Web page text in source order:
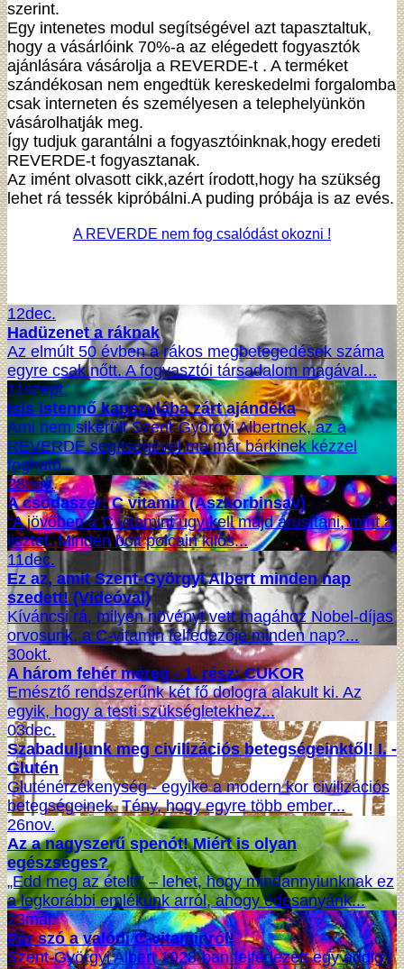
szerint.
Egy intenetes modul segítségével azt tapasztaltuk,
hogy a vásárlóink 70%-a az elégedett fogyasztók
ajánlására vásárolja a REVERDE-t . A terméket
szándékosan nem engedtük kereskedelmi forgalomba
csak interneten és személyesen a telephelyünkön
vásárolhatják meg.
Így tudjuk garantálni a fogyasztóinknak,hogy eredeti
REVERDE-t fogyasztanak.
Az imént olvasott cikk,azért írodott,hogy ha szükség
lehet rá tessék kipróbálni.A puding próbája is az evés.
A REVERDE nem fog csalódást okozni !
12dec.
Hadüzenet a ráknak
Az elmúlt 50 évben a rákos megbetegedések száma
egyre csak nőtt. A fogyasztói társadalom magával...
11szept.
Isis istennő kapszulába zárt ajándéka
Ami nem sikerült Szent-Györgyi Albertnek, az a
REVERDE segítségével ma már bárkinek kézzel
fogható...
28nov.
A csodaszer: C vitamin (Aszkorbinsav)
“A jövőben a C vitamint úgy kell majd árusítani, mint a
lisztet. Minden bolt polcain kilós...
11dec.
Ez az, amit Szent-Györgyi Albert minden nap
szedett! (Videóval)
Kíváncsi rá, milyen növényt vett magához Nobel-díjas
orvosunk, a C-vitamin felfedezője minden nap?...
30okt.
A három fehér méreg - 1. rész: CUKOR
Emésztő rendszerűnk két fő dologra alakult ki. Az
egyik, hogy a testi szükségletekhez...
03dec.
Szabaduljunk meg civilizációs betegségeinktől! I. -
Glutén
Gluténérzékenység - egyike a modern kor civilizációs
betegségeinek. Tény, hogy egyre több ember...
26nov.
Az a nagyszerű spenót! Miért is olyan
egészséges?
„Edd meg az ételt!” – lehet, hogy mindannyiunknak ez
a legkorábbi emlékünk arról, ahogy édesanyánk...
23máj.
Pár szó a valódi C-vitaminról!
Szent-Györgyi Albert 1928-ban felfedezett egy addig